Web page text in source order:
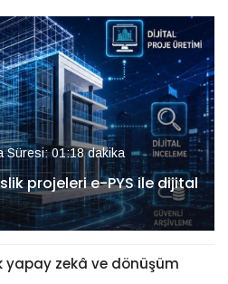
Süresi: 01:18 dakika
projeleri e-PYS ile dijital
yapay zekâ ve dönüşüm